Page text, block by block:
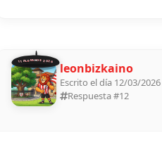
11 ALDEANOS 2026 leonbizkaino
Escrito el día 12/03/2026
Respuesta #12